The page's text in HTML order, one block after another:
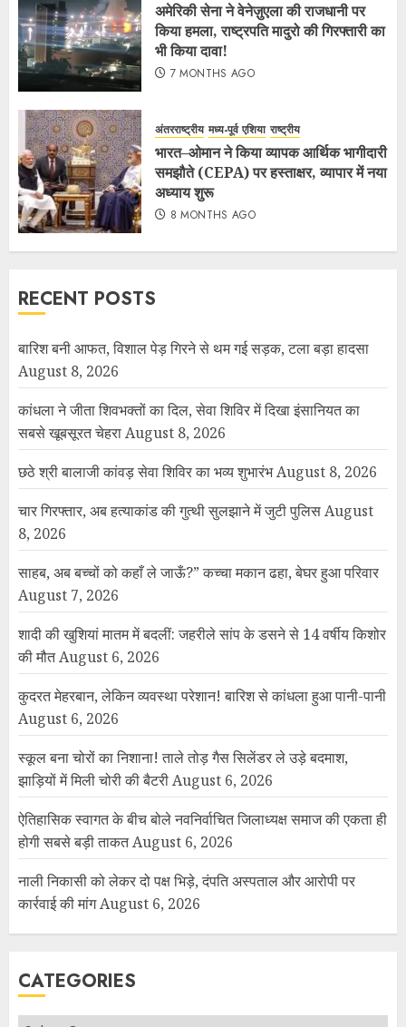
अमेरिकी सेना ने वेनेज़ुएला की राजधानी पर
किया हमला, राष्ट्रपति मादुरो की गिरफ्तारी का
भी किया दावा!
7 MONTHS AGO
अंतरराष्ट्रीय मध्य-पूर्व एशिया राष्ट्रीय
भारत–ओमान ने किया व्यापक आर्थिक भागीदारी
समझौते (CEPA) पर हस्ताक्षर, व्यापार में नया
अध्याय शुरू
8 MONTHS AGO
RECENT POSTS
बारिश बनी आफत, विशाल पेड़ गिरने से थम गई सड़क, टला बड़ा हादसा
August 8, 2026
कांधला ने जीता शिवभक्तों का दिल, सेवा शिविर में दिखा इंसानियत का
सबसे खूबसूरत चेहराAugust 8, 2026
छठे श्री बालाजी कांवड़ सेवा शिविर का भव्य शुभारंभAugust 8, 2026
चार गिरफ्तार, अब हत्याकांड की गुत्थी सुलझाने में जुटी पुलिसAugust
8, 2026
साहब, अब बच्चों को कहाँ ले जाऊँ?” कच्चा मकान ढहा, बेघर हुआ परिवार
August 7, 2026
शादी की खुशियां मातम में बदलीं: जहरीले सांप के डसने से 14 वर्षीय किशोर
की मौतAugust 6, 2026
कुदरत मेहरबान, लेकिन व्यवस्था परेशान! बारिश से कांधला हुआ पानी-पानी
August 6, 2026
स्कूल बना चोरों का निशाना! ताले तोड़ गैस सिलेंडर ले उड़े बदमाश,
झाड़ियों में मिली चोरी की बैटरीAugust 6, 2026
ऐतिहासिक स्वागत के बीच बोले नवनिर्वाचित जिलाध्यक्ष समाज की एकता ही
होगी सबसे बड़ी ताकतAugust 6, 2026
नाली निकासी को लेकर दो पक्ष भिड़े, दंपति अस्पताल और आरोपी पर
कार्रवाई की मांगAugust 6, 2026
CATEGORIES